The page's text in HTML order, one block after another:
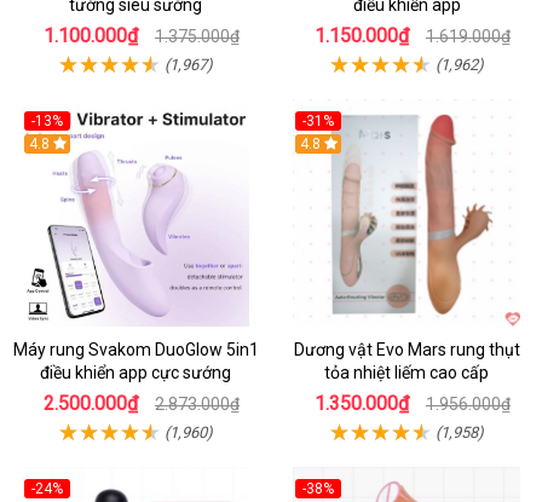
tường siêu sướng
1.100.000₫ 1.375.000₫
(1,967)
điều khiển app
1.150.000₫ 1.619.000₫
(1,962)
-13%
4.8
Máy rung Svakom DuoGlow 5in1
điều khiển app cực sướng
2.500.000₫ 2.873.000₫
(1,960)
-31%
4.8
Dương vật Evo Mars rung thụt
tỏa nhiệt liếm cao cấp
1.350.000₫ 1.956.000₫
(1,958)
-24%
-38%